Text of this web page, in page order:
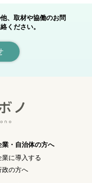
、取材や協働のお問
ください。
業・自治体の方へ
業に導入する
政の方へ